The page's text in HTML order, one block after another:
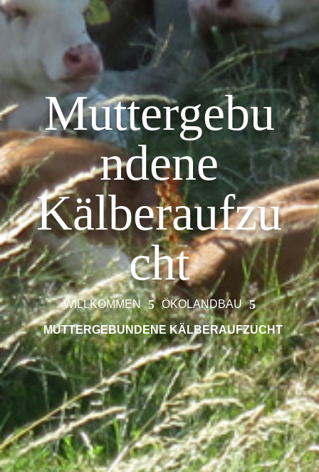
Muttergebu
ndene
Kälberaufzu
cht
WILLKOMMEN 5 ÖKOLANDBAU 5
MUTTERGEBUNDENE KÄLBERAUFZUCHT